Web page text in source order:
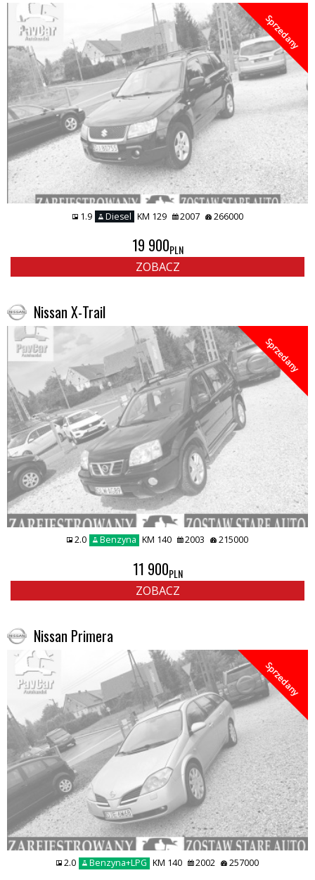
Sprzedany
1.9 Diesel KM 129 2007 266000
19 900PLN
ZOBACZ
Nissan X-Trail
Sprzedany
2.0 Benzyna KM 140 2003 215000
11 900PLN
ZOBACZ
Nissan Primera
Sprzedany
2.0 Benzyna+LPG KM 140 2002 257000